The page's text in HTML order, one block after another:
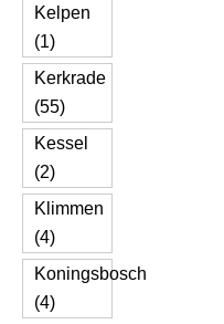
Kelpen
(1)
Kerkrade
(55)
Kessel
(2)
Klimmen
(4)
Koningsbosch
(4)